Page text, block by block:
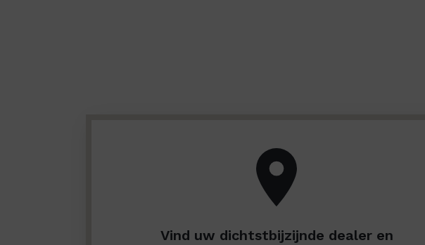
Vind uw dichtstbijzijnde dealer en